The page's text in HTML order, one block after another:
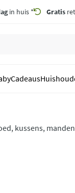
in huis * Gratis
Cadeaus
kussens,